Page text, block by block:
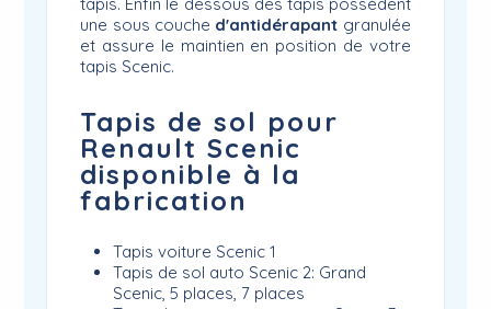
une sous couche d'antidérapant granulée
et assure le maintien en position de votre
tapis Scenic.
Tapis de sol pour
Renault Scenic
disponible à la
fabrication
Tapis voiture Scenic 1
Tapis de sol auto Scenic 2: Grand
Scenic, 5 places, 7 places